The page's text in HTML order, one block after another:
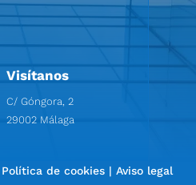
Visítanos
C/ Góngora, 2
29002 Málaga
Política de cookies | Aviso legal